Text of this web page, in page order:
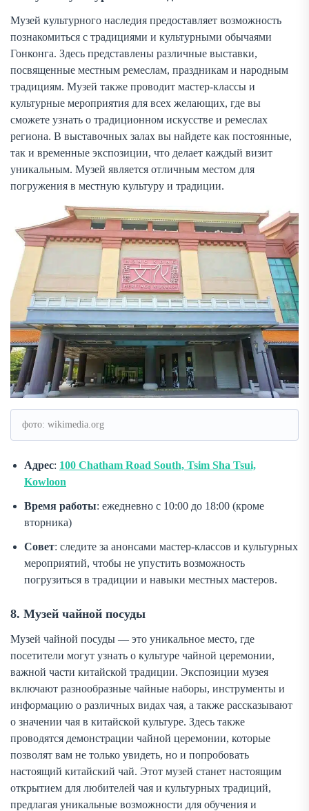
Музей культурного наследия предоставляет возможность
познакомиться с традициями и культурными обычаями
Гонконга. Здесь представлены различные выставки,
посвященные местным ремеслам, праздникам и народным
традициям. Музей также проводит мастер-классы и
культурные мероприятия для всех желающих, где вы
сможете узнать о традиционном искусстве и ремеслах
региона. В выставочных залах вы найдете как постоянные,
так и временные экспозиции, что делает каждый визит
уникальным. Музей является отличным местом для
погружения в местную культуру и традиции.
фото: wikimedia.org
Адрес: 100 Chatham Road South, Tsim Sha Tsui,
Kowloon
Время работы: ежедневно с 10:00 до 18:00 (кроме
вторника)
Совет: следите за анонсами мастер-классов и культурных
мероприятий, чтобы не упустить возможность
погрузиться в традиции и навыки местных мастеров.
8. Музей чайной посуды
Музей чайной посуды — это уникальное место, где
посетители могут узнать о культуре чайной церемонии,
важной части китайской традиции. Экспозиции музея
включают разнообразные чайные наборы, инструменты и
информацию о различных видах чая, а также рассказывают
о значении чая в китайской культуре. Здесь также
проводятся демонстрации чайной церемонии, которые
позволят вам не только увидеть, но и попробовать
настоящий китайский чай. Этот музей станет настоящим
открытием для любителей чая и культурных традиций,
предлагая уникальные возможности для обучения и